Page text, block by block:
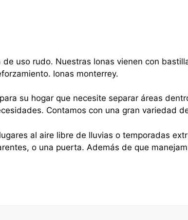
uso rudo. Nuestras lonas vienen con
lonas monterrey.
su hogar que necesite separar áreas
Contamos con una gran variedad
al aire libre de lluvias o temporadas
o una puerta. Además de que